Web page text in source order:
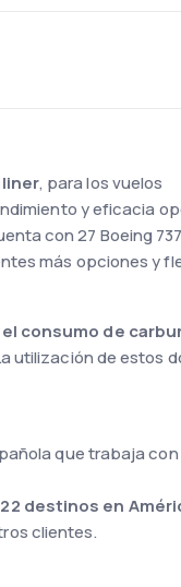
, para los vuelos
y eficacia
con 27 Boeing
más opciones y
el consumo de
utilización de estos
que trabaja con
22 destinos en
clientes.